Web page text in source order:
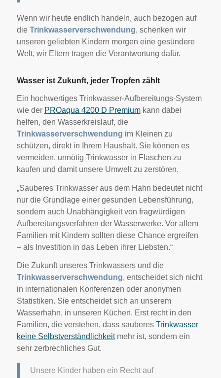
Wenn wir heute endlich handeln, auch bezogen auf
die Trinkwasserverschwendung, schenken wir
unseren geliebten Kindern morgen eine gesündere
Welt, wir Eltern tragen die Verantwortung dafür.
Wasser ist Zukunft, jeder Tropfen zählt
Ein hochwertiges Trinkwasser-Aufbereitungs-System
wie der PROaqua 4200 D Premiumkann dabei
helfen, den Wasserkreislauf, die
Trinkwasserverschwendung im Kleinen zu
schützen, direkt in Ihrem Haushalt. Sie können es
vermeiden, unnötig Trinkwasser in Flaschen zu
kaufen und damit unsere Umwelt zu zerstören.
„Sauberes Trinkwasser aus dem Hahn bedeutet nicht
nur die Grundlage einer gesunden Lebensführung,
sondern auch Unabhängigkeit von fragwürdigen
Aufbereitungsverfahren der Wasserwerke. Vor allem
Familien mit Kindern sollten diese Chance ergreifen
– als Investition in das Leben ihrer Liebsten.“
Die Zukunft unseres Trinkwassers und die
Trinkwasserverschwendung, entscheidet sich nicht
in internationalen Konferenzen oder anonymen
Statistiken. Sie entscheidet sich an unserem
Wasserhahn, in unseren Küchen. Erst recht in den
Familien, die verstehen, dass sauberes Trinkwasser
keine Selbstverständlichkeitmehr ist, sondern ein
sehr zerbrechliches Gut.
Unsere Kinder haben ein Recht auf